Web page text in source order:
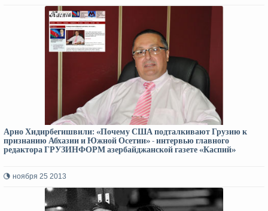
Арно Хидирбегишвили: «Почему США подталкивают Грузию к
признанию Абхазии и Южной Осетии» - интервью главного
редактора ГРУЗИНФОРМ азербайджанской газете «Каспий»
ноября 25 2013